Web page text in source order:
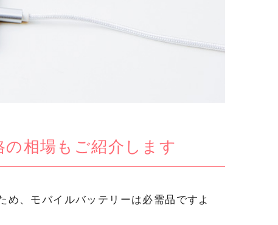
相場もご紹介します
、モバイルバッテリーは必需品ですよ